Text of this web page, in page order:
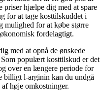
priser hjælpe dig med at spare
for at tage kosttilskuddet i
mulighed for at købe større
fordelagtigt.
med at opnå de ønskede
populært kosttilskud er det
over en længere periode for
billigt l-arginin kan du undgå
høje omkostninger.